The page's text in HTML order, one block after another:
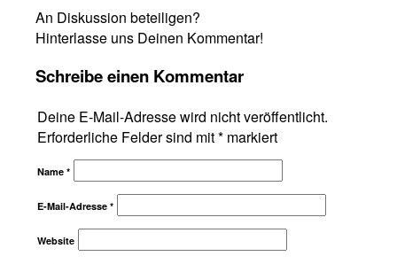
An Diskussion beteiligen?
Hinterlasse uns Deinen Kommentar!
Schreibe einen Kommentar
Deine E-Mail-Adresse wird nicht veröffentlicht.
Erforderliche Felder sind mit* markiert
Name*
E-Mail-Adresse*
Website